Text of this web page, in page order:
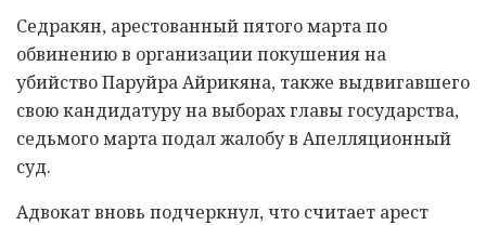
Седракян, арестованный пятого марта по
обвинению в организации покушения на
убийство Паруйра Айрикяна, также выдвигавшего
свою кандидатуру на выборах главы государства,
седьмого марта подал жалобу в Апелляционный
суд.
Адвокат вновь подчеркнул, что считает арест